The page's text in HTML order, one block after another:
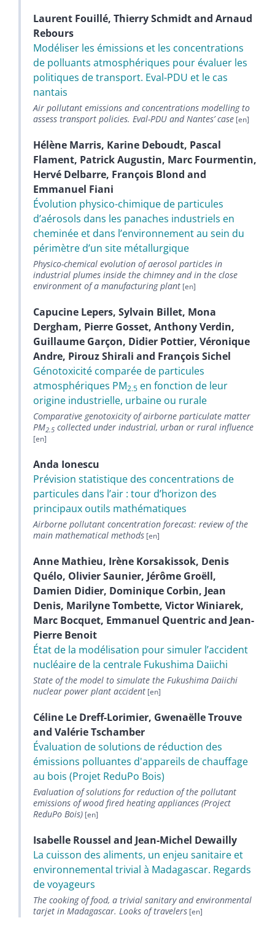
Laurent Fouillé, ThierrySchmidtand Arnaud
Rebours
Modéliser les émissions et les concentrations
de polluants atmosphériques pour évaluer les
politiques de transport. Eval-PDU et le cas
nantais
Air pollutant emissions and concentrations modelling to
assess transport policies. Eval-PDU and Nantes’ case
Hélène Marris, Karine Deboudt, Pascal
Flament, PatrickAugustin, Marc Fourmentin,
Hervé Delbarre, François Blond and
Emmanuel Fiani
Évolution physico-chimique de particules
d’aérosols dans les panaches industriels en
cheminée et dans l’environnement au sein du
périmètre d’un site métallurgique
Physico-chemical evolution of aerosol particles in
industrial plumes inside the chimney and in the close
environment of a manufacturing plant
Capucine Lepers, Sylvain Billet, Mona
Dergham, Pierre Gosset, AnthonyVerdin,
Guillaume Garçon, Didier Pottier, Véronique
Andre, PirouzShirali and FrançoisSichel
Génotoxicité comparée de particules
atmosphériques PM2.5 en fonction de leur
origine industrielle, urbaine ou rurale
Comparative genotoxicity of airborne particulate matter
PM2.5 collected under industrial, urban or rural influence
Anda Ionescu
Prévision statistique des concentrations de
particules dans l’air : tour d’horizon des
principaux outils mathématiques
Airborne pollutant concentration forecast: review of the
main mathematical methods
Anne Mathieu, Irène Korsakissok, Denis
Quélo, OlivierSaunier, Jérôme Groëll,
Damien Didier, Dominique Corbin, Jean
Denis, MarilyneTombette, VictorWiniarek,
Marc Bocquet, Emmanuel Quentricand Jean-
Pierre Benoit
État de la modélisation pour simuler l’accident
nucléaire de la centrale Fukushima Daiichi
State of the model to simulate the Fukushima Daiichi
nuclear power plant accident
Céline Le Dreff-Lorimier, GwenaëlleTrouve
and ValérieTschamber
Évaluation de solutions de réduction des
émissions polluantes d'appareils de chauffage
au bois (Projet ReduPo Bois)
Evaluation of solutions for reduction of the pollutant
emissions of wood fired heating appliances (Project
ReduPo Bois)
Isabelle Roussel and Jean-Michel Dewailly
La cuisson des aliments, un enjeu sanitaire et
environnemental trivial à Madagascar. Regards
de voyageurs
The cooking of food, a trivial sanitary and environmental
tarjet in Madagascar. Looks of travelers